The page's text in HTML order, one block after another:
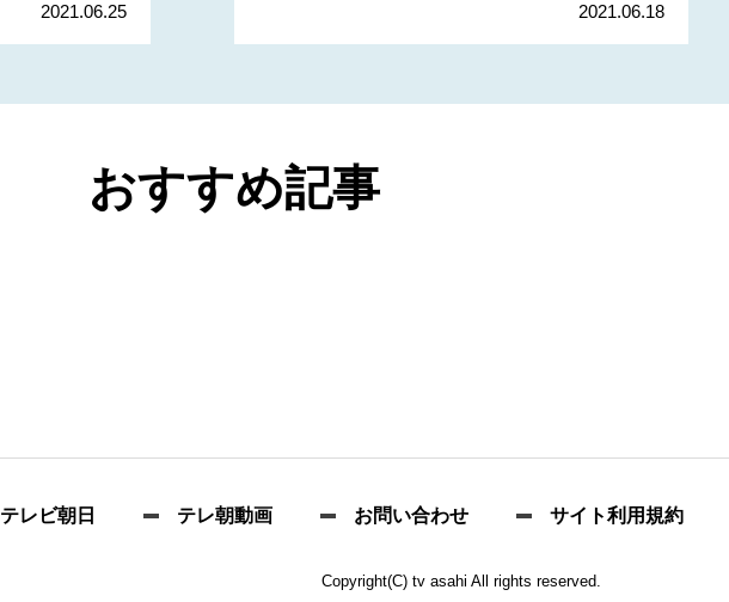
2021.06.25 2021.06.18
おすすめ記事
テレビ朝日 テレ朝動画 お問い合わせ サイト利用規約
Copyright(C) tv asahi All rights reserved.